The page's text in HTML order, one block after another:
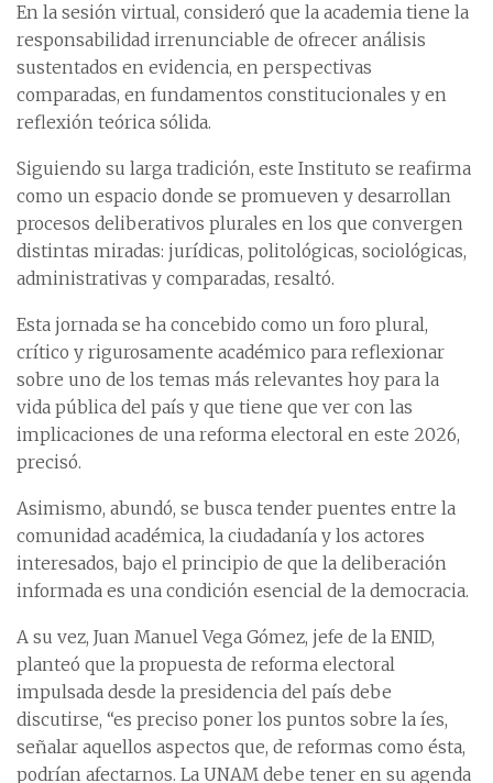
En la sesión virtual, consideró que la academia tiene la
responsabilidad irrenunciable de ofrecer análisis
sustentados en evidencia, en perspectivas
comparadas, en fundamentos constitucionales y en
reflexión teórica sólida.
Siguiendo su larga tradición, este Instituto se reafirma
como un espacio donde se promueven y desarrollan
procesos deliberativos plurales en los que convergen
distintas miradas: jurídicas, politológicas, sociológicas,
administrativas y comparadas, resaltó.
Esta jornada se ha concebido como un foro plural,
crítico y rigurosamente académico para reflexionar
sobre uno de los temas más relevantes hoy para la
vida pública del país y que tiene que ver con las
implicaciones de una reforma electoral en este 2026,
precisó.
Asimismo, abundó, se busca tender puentes entre la
comunidad académica, la ciudadanía y los actores
interesados, bajo el principio de que la deliberación
informada es una condición esencial de la democracia.
A su vez, Juan Manuel Vega Gómez, jefe de la ENID,
planteó que la propuesta de reforma electoral
impulsada desde la presidencia del país debe
discutirse, “es preciso poner los puntos sobre la íes,
señalar aquellos aspectos que, de reformas como ésta,
podrían afectarnos. La UNAM debe tener en su agenda